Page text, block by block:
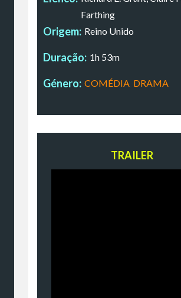
Farthing
Origem: Reino Unido
Duração: 1h 53m
Género: COMÉDIA DRAMA
TRAILER